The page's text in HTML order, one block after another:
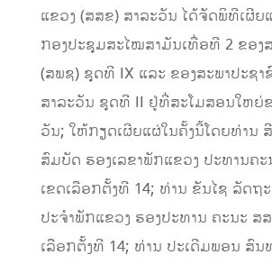
ແຂວງ (ສສຂ) ສາລະວັນ ໄດ້ຈັດພິທີເຜີຍ
ກອງປະຊຸມສະໄໝສາມັນເທື່ອທີ 2 ຂອງ
(ສພຊ) ຊຸດທີ IX ແລະ ຂອງສະພາປະຊາ
ສາລະວັນ ຊຸດທີ II ຢູ່ທີ່ສະໂມສອນໃຫຍ່
ວັນ; ໃຫ້ກຽດເຜີຍແຜ່ໃນຄັ້ງນີ້ໂດຍທ່ານ
ສົມບັດ ຮອງເລຂາພັກແຂວງ ປະທານຄ
ເຂດເລືອກຕັ້ງທີ 14; ທ່ານ ຂັນໄຊ ລັດຖະ
ປະຈຳພັກແຂວງ ຮອງປະທານ ຄະນະ ສ
ເລືອກຕັ້ງທີ 14; ທ່ານ ປະເດີມພອນ ສົນ